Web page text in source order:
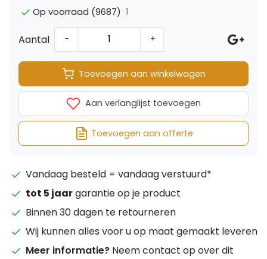
Op voorraad (9687) 1
Aantal - +
Toevoegen aan winkelwagen
Aan verlanglijst toevoegen
Toevoegen aan offerte
Vandaag besteld = vandaag verstuurd*
tot 5 jaargarantie op je product
Binnen 30 dagen te retourneren
Wij kunnen alles voor u op maat gemaakt leveren
Meer informatie? Neem contact op over dit